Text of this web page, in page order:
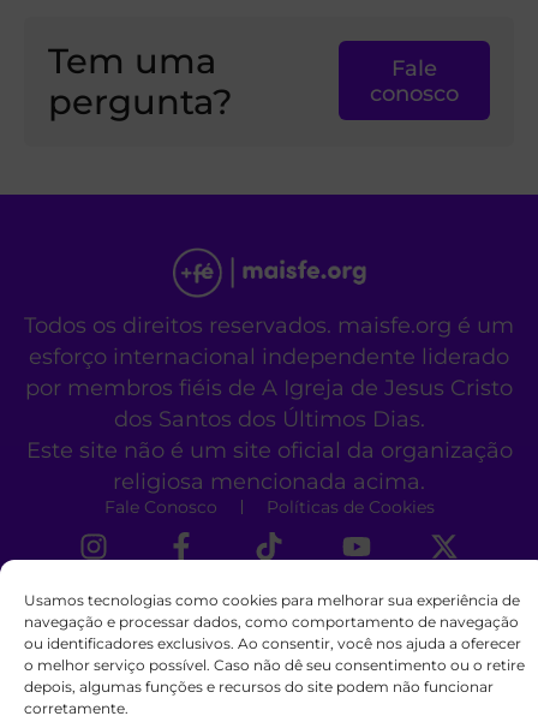
Usamos tecnologias como cookies para melhorar sua experiência de
navegação e processar dados, como comportamento de navegação
ou identificadores exclusivos. Ao consentir, você nos ajuda a oferecer
o melhor serviço possível. Caso não dê seu consentimento ou o retire
depois, algumas funções e recursos do site podem não funcionar
corretamente.
Tem uma
pergunta?
Fale
conosco
Todos os direitos reservados. maisfe.org é um
esforço internacional independente liderado
por membros fiéis de A Igreja de Jesus Cristo
dos Santos dos Últimos Dias.
Este site não é um site oficial da organização
religiosa mencionada acima.
Fale Conosco Políticas de Cookies